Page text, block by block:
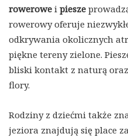
rowerowe i piesze
rowerowy oferuje
odkrywania okolicznych
piękne tereny zielone.
bliski kontakt z naturą
flory.
Rodziny z dziećmi także
jeziora znajdują się place